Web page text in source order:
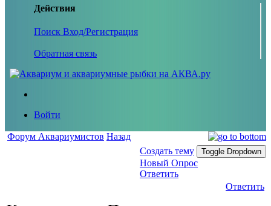
Действия
Поиск Вход/Регистрация
Обратная связь
Войти
Форум Аквариумистов Назад
Создать тему
Toggle Dropdown
Новый Опрос
Ответить
Ответить